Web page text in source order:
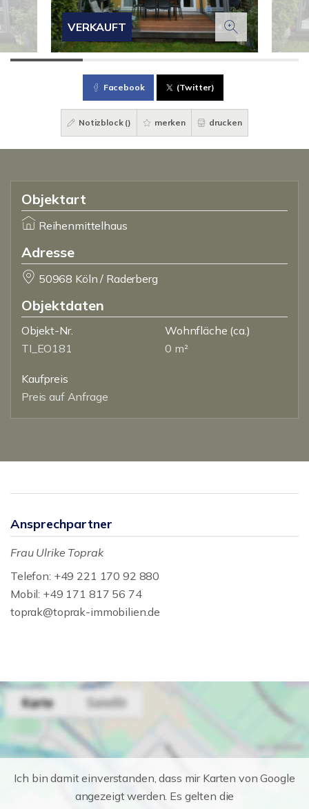
VERKAUFT
Facebook (Twitter)
Notizblock () merken drucken
Objektart
Reihenmittelhaus
Adresse
50968 Köln / Raderberg
Objektdaten
Objekt-Nr.
TI_EO181
Wohnfläche (ca.)
0 m²
Kaufpreis
Preis auf Anfrage
Ansprechpartner
Frau Ulrike Toprak
Telefon: +49 221 170 92 880
Mobil: +49 171 817 56 74
toprak@toprak-immobilien.de
Ich bin damit einverstanden, dass mir Karten von Google
angezeigt werden. Es gelten die